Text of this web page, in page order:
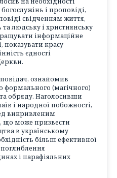
і проповіді,
свідченням життя,
людську і християнську
інформаційне
показувати красу
єдності
ознайомив
формального (магічного)
обряду. Наголосивши
і народної побожності,
викривленим
що може призвести
в українському
більш ефективної
поглиблення
і парафіяльних